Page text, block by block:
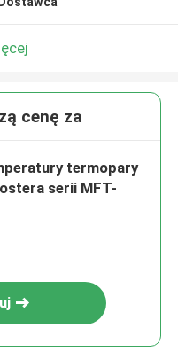
cenę za
termopary
serii MFT-